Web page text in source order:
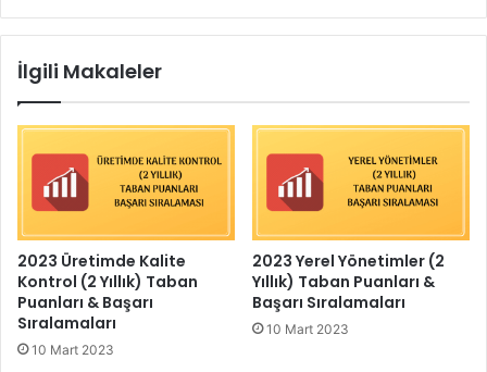
İlgili Makaleler
2023 Üretimde Kalite
Kontrol (2 Yıllık) Taban
Puanları & Başarı
Sıralamaları
10 Mart 2023
2023 Yerel Yönetimler (2
Yıllık) Taban Puanları &
Başarı Sıralamaları
10 Mart 2023